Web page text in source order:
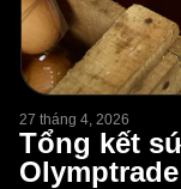
27 tháng 4, 2026
Tổng kết